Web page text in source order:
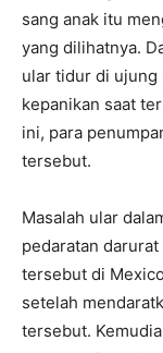
sang anak itu
yang dilihatnya.
ular tidur di ujung
kepanikan saat
ini, para
tersebut.
Masalah ular
pedaratan
tersebut di
setelah
tersebut.